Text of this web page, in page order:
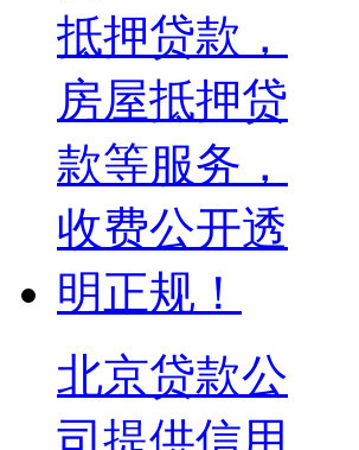
北京贷款公
司提供信用